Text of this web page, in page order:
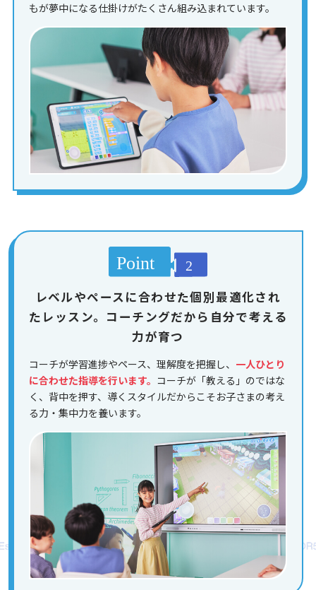
もが夢中になる仕掛けがたくさん組み込まれています。
レベルやペースに合わせた個別最適化され
たレッスン。コーチングだから自分で考える
力が育つ
コーチが学習進捗やペース、理解度を把握し、 一人ひとり
に合わせた指導を行います。 コーチが「教える」のではな
く、背中を押す、導くスタイルだからこそお子さまの考え
る力・集中力を養います。